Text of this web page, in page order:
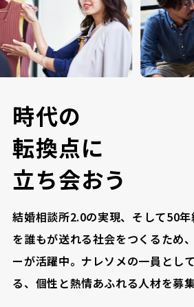
時代の
転換点に
立ち会おう
結婚相談所2.0の実現、そして50
を誰もが送れる社会をつくるため
ーが活躍中。ナレソメの一員とし
る、個性と熱情あふれる人材を募集